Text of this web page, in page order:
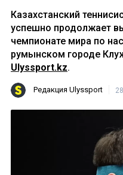
Казахстанский
успешно продолжает
чемпионате мира по
румынском городе
Ulyssport.kz.
Редакция Ulyssport